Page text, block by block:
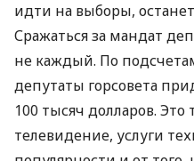
идти на выборы,
Сражаться за мандат
не каждый. По
депутаты горсовета
100 тысяч долларов.
телевидение, услуги